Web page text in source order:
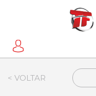
< VOLTAR